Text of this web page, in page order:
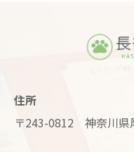
住所
〒243-0812 神奈川県